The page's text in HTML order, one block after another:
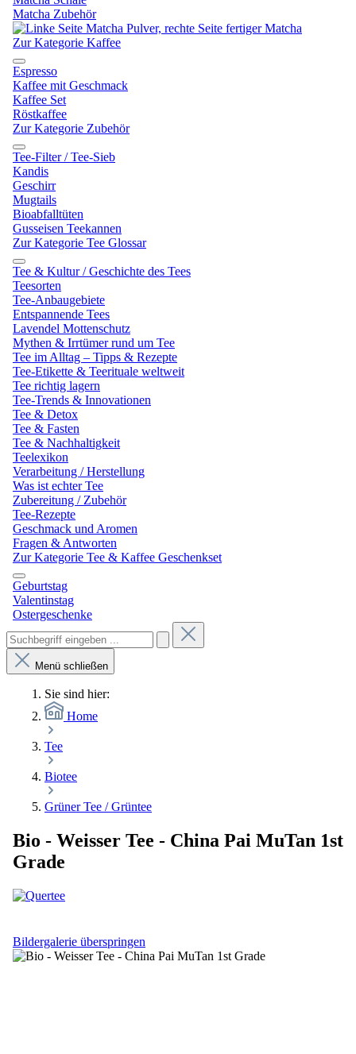
Matcha Zubehör
Zur Kategorie Kaffee
Espresso
Kaffee mit Geschmack
Kaffee Set
Röstkaffee
Zur Kategorie Zubehör
Tee-Filter / Tee-Sieb
Kandis
Geschirr
Mugtails
Bioabfalltüten
Gusseisen Teekannen
Zur Kategorie Tee Glossar
Tee & Kultur / Geschichte des Tees
Teesorten
Tee-Anbaugebiete
Entspannende Tees
Lavendel Mottenschutz
Mythen & Irrtümer rund um Tee
Tee im Alltag – Tipps & Rezepte
Tee-Etikette & Teerituale weltweit
Tee richtig lagern
Tee-Trends & Innovationen
Tee & Detox
Tee & Fasten
Tee & Nachhaltigkeit
Teelexikon
Verarbeitung / Herstellung
Was ist echter Tee
Zubereitung / Zubehör
Tee-Rezepte
Geschmack und Aromen
Fragen & Antworten
Zur Kategorie Tee & Kaffee Geschenkset
Geburtstag
Valentinstag
Ostergeschenke
Menü schließen
Sie sind hier:
Home
Tee
Biotee
Grüner Tee / Grüntee
Bio - Weisser Tee - China Pai MuTan 1st
Grade
Bildergalerie überspringen